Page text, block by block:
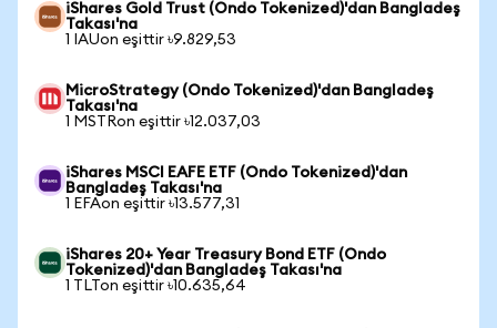
iShares Gold Trust (Ondo Tokenized)'dan Bangladeş
Takası'na
1 IAUon eşittir ৳9.829,53
MicroStrategy (Ondo Tokenized)'dan Bangladeş
Takası'na
1 MSTRon eşittir ৳12.037,03
iShares MSCI EAFE ETF (Ondo Tokenized)'dan
Bangladeş Takası'na
1 EFAon eşittir ৳13.577,31
iShares 20+ Year Treasury Bond ETF (Ondo
Tokenized)'dan Bangladeş Takası'na
1 TLTon eşittir ৳10.635,64